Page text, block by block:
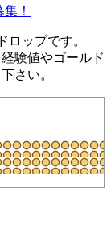
！
ロップです。
験値やゴールド
さい。